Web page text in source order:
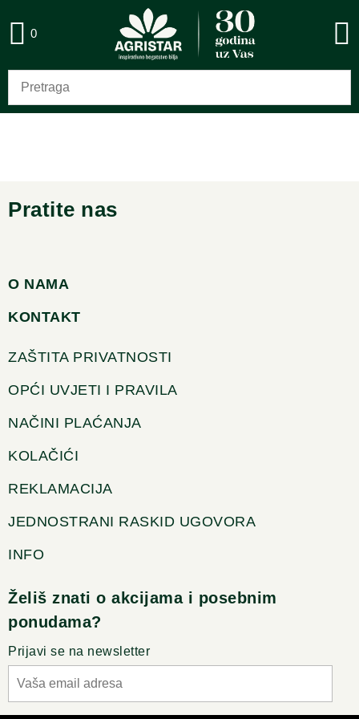
0
Pratite nas
O NAMA
KONTAKT
ZAŠTITA PRIVATNOSTI
OPĆI UVJETI I PRAVILA
NAČINI PLAĆANJA
KOLAČIĆI
REKLAMACIJA
JEDNOSTRANI RASKID UGOVORA
INFO
Želiš znati o akcijama i posebnim
ponudama?
Prijavi se na newsletter